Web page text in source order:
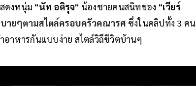
ดงหนุ่ม "นัท อติรุจ" น้องชายคนสนิทของ "เวียร์
ายๆตามสไตล์ครอบครัวคณารศ ซึ่งในคลิปทั้ง 3 คน
าหารกันแบบง่าย สไตล์วิถีชีวิตบ้านๆ